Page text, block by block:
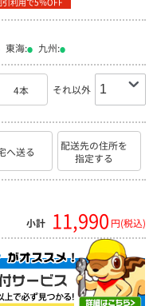
は大きなマイナス点で
柔らかさが持つかです
って眺めてきた経験か
と思いますので十分。
思っていたが、覆され
海道以外でアスファル
の走行距離が長い人には
出るなら、先に書い
レスになりそうです
トしたいです。 なん
で、氷雪上ではほぼ同じ
毎日、安心して北海道
東海: 九州:
4本 それ以外
へ送る
配送先の住所を
指定する
小計 11,990 円(税込)